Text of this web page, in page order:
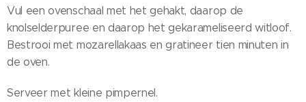
Vul een ovenschaal met het gehakt, daarop de
knolselderpuree en daarop het gekarameliseerd witloof.
Bestrooi met mozarellakaas en gratineer tien minuten in
de oven.
Serveer met kleine pimpernel.